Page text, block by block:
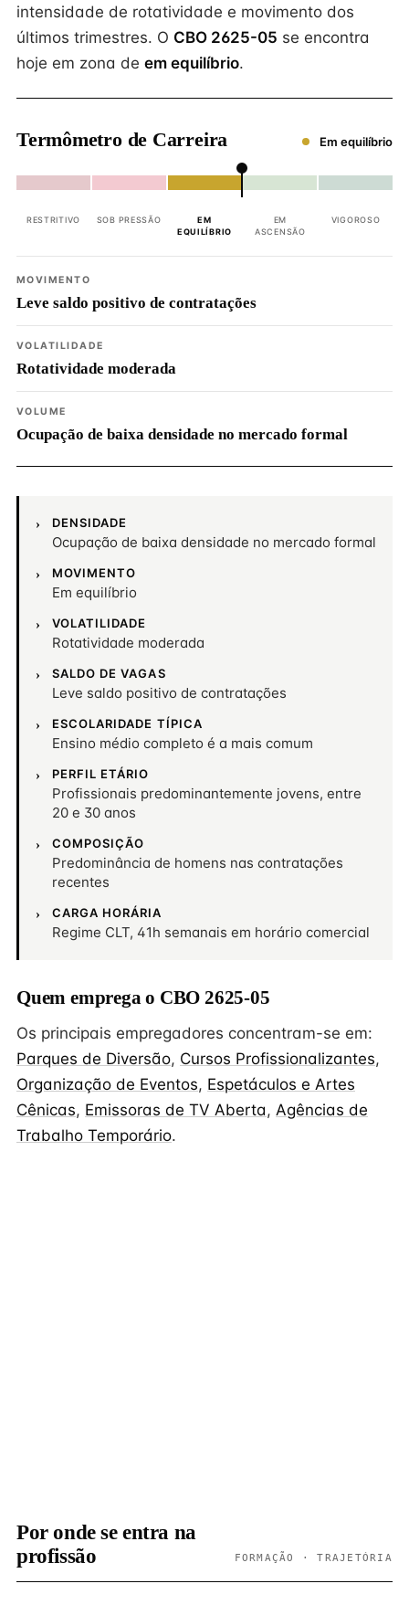
intensidade de rotatividade e movimento dos
últimos trimestres. O CBO 2625-05 se encontra
hoje em zona de em equilíbrio.
Termômetro de Carreira Em equilíbrio
RESTRITIVO SOB PRESSÃO
EM
EQUILÍBRIO
EM
ASCENSÃO
VIGOROSO
MOVIMENTO
Leve saldo positivo de contratações
VOLATILIDADE
Rotatividade moderada
VOLUME
Ocupação de baixa densidade no mercado formal
DENSIDADE
Ocupação de baixa densidade no mercado formal
MOVIMENTO
Em equilíbrio
VOLATILIDADE
Rotatividade moderada
SALDO DE VAGAS
Leve saldo positivo de contratações
ESCOLARIDADE TÍPICA
Ensino médio completo é a mais comum
PERFIL ETÁRIO
Profissionais predominantemente jovens, entre
20 e 30 anos
COMPOSIÇÃO
Predominância de homens nas contratações
recentes
CARGA HORÁRIA
Regime CLT, 41h semanais em horário comercial
Quem emprega o CBO 2625-05
Os principais empregadores concentram-se em:
Parques de Diversão, Cursos Profissionalizantes,
Organização de Eventos, Espetáculos e Artes
Cênicas, Emissoras de TV Aberta, Agências de
Trabalho Temporário.
Por onde se entra na
profissão
FORMAÇÃO · TRAJETÓRIA